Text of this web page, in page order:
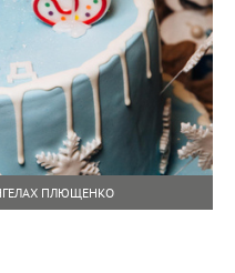
ПЛЮЩЕНКО